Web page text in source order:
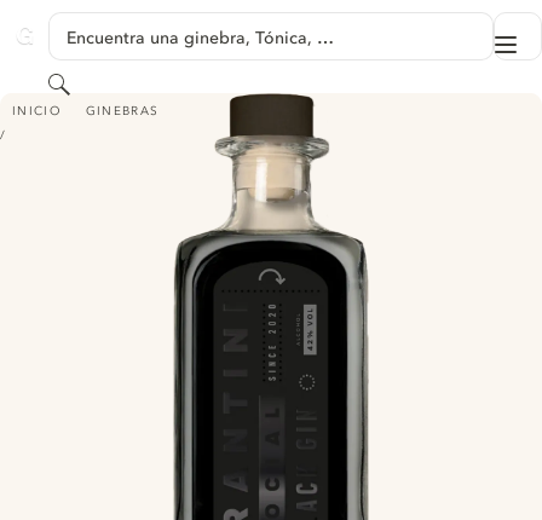
GINVENTORY
Encuentra una ginebra, Tónica, …
Buscar
INICIO GINEBRAS
QUARANTINI SOCIAL BLACK GIN